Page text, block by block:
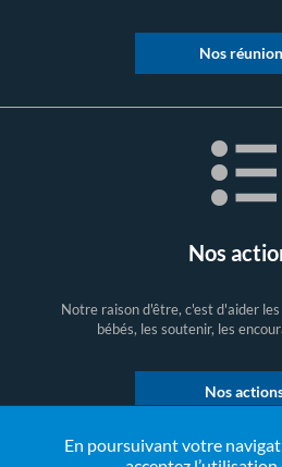
En poursuivant votre
Nos
Nos
Notre raison d'être, c'est d'aider
bébés, les soutenir, les
Nos